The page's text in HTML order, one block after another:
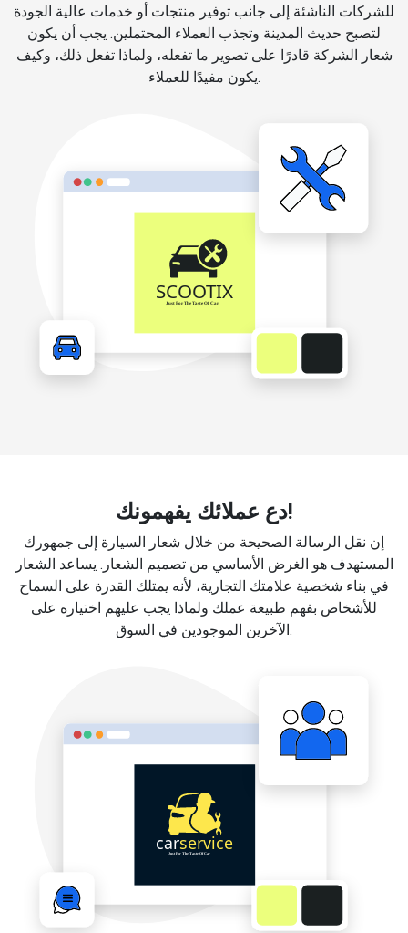
للشركات الناشئة إلى جانب توفير منتجات أو خدمات عالية الجودة
لتصبح حديث المدينة وتجذب العملاء المحتملين. يجب أن يكون
شعار الشركة قادرًا على تصوير ما تفعله، ولماذا تفعل ذلك، وكيف
يكون مفيدًا للعملاء.
دع عملائك يفهمونك!
إن نقل الرسالة الصحيحة من خلال شعار السيارة إلى جمهورك
المستهدف هو الغرض الأساسي من تصميم الشعار. يساعد الشعار
في بناء شخصية علامتك التجارية، لأنه يمتلك القدرة على السماح
للأشخاص بفهم طبيعة عملك ولماذا يجب عليهم اختياره على
الآخرين الموجودين في السوق.